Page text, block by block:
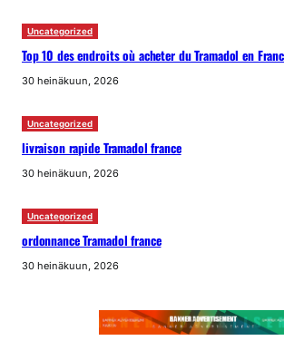
Uncategorized
Top 10 des endroits où acheter du Tramadol en
30 heinäkuun, 2026
Uncategorized
livraison rapide Tramadol france
30 heinäkuun, 2026
Uncategorized
ordonnance Tramadol france
30 heinäkuun, 2026